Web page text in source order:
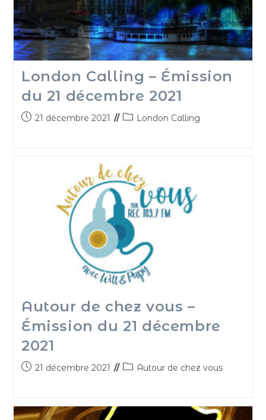
London Calling – Émission
du 21 décembre 2021
21 décembre 2021 London Calling
Autour de chez vous –
Émission du 21 décembre
2021
21 décembre 2021 Autour de chez vous